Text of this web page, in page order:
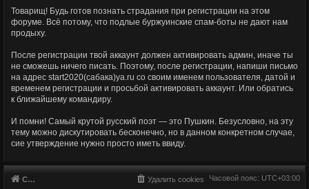
Товарищ! Будь готов познать страдания при регистрации на этом
форуме. Всё потому, что подлые буржуинские спам-боты не дают нам
продыху.
После регистрации твой аккаунт должен активировать админ, иначе ты
не сможешь ничего писать. Поэтому, после регистрации, напиши письмо
на адрес start2020(сабака)ya.ru со своим именем пользователя, датой и
временем регистрации и просьбой активировать аккаунт. Или обратись
к ближайшему командиру.
И помни! Самый крутой русский поэт — это Пушкин. Безусловно, на эту
тему можно дискутировать бесконечно, но в данном конкретном случае,
сие утверждение нужно просто иметь ввиду.
Список форумов Часовой пояс: UTC+03:00
Удалить cookies